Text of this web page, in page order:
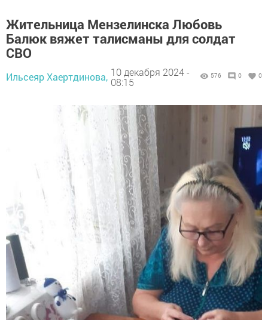
Жительница Мензелинска Любовь
Балюк вяжет талисманы для солдат
СВО
Ильсеяр Хаертдинова, 10 декабря 2024 -
08:15
576 0 0